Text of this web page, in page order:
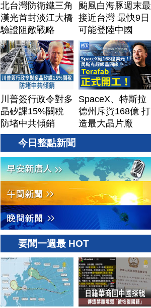
北台灣防衛鐵三角
漢光首封淡江大橋
驗證阻敵戰略
颱風白海豚週末最
接近台灣 最快9日
可能登陸中國
川普簽行政令對多
晶矽課15%關稅
防堵中共傾銷
SpaceX、特斯拉
德州斥資168億 打
造最大晶片廠
Terafab
今日整點新聞
要聞一週最 HOT